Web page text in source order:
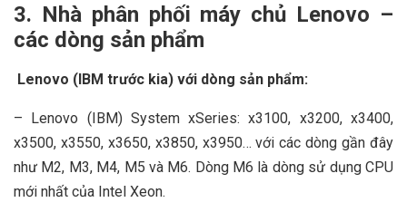
3. Nhà phân phối máy chủ Lenovo –
các dòng sản phẩm
Lenovo (IBM trước kia) với dòng sản phẩm:
– Lenovo (IBM) System xSeries: x3100, x3200, x3400,
x3500, x3550, x3650, x3850, x3950… với các dòng gần đây
như M2, M3, M4, M5 và M6. Dòng M6 là dòng sử dụng CPU
mới nhất của Intel Xeon.